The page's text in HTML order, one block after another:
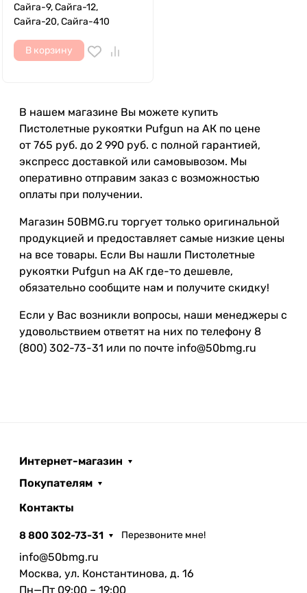
Сайга-9, Сайга-12,
Сайга-20, Сайга-410
В корзину
В нашем магазине Вы можете купить
Пистолетные рукоятки Pufgun на АК по цене
от 765 руб. до 2 990 руб. с полной гарантией,
экспресс доставкой или самовывозом. Мы
оперативно отправим заказ с возможностью
оплаты при получении.
Магазин 50BMG.ru торгует только оригинальной
продукцией и предоставляет самые низкие цены
на все товары. Если Вы нашли Пистолетные
рукоятки Pufgun на АК где-то дешевле,
обязательно сообщите нам и получите скидку!
Если у Вас возникли вопросы, наши менеджеры с
удовольствием ответят на них по телефону 8
(800) 302-73-31 или по почте info@50bmg.ru
Интернет-магазин
Покупателям
Контакты
8 800 302-73-31 Перезвоните мне!
info@50bmg.ru
Москва, ул. Константинова, д. 16
Пн—Пт 09:00 – 19:00